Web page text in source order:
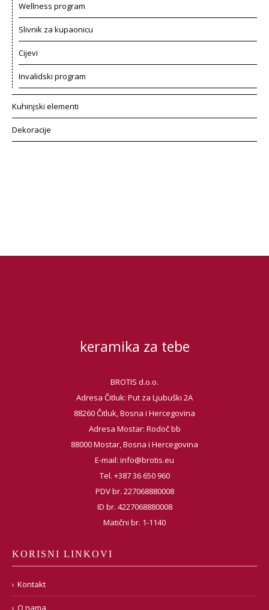
Wellness program
Slivnik za kupaonicu
Cijevi
Invalidski program
Kuhinjski elementi
Dekoracije
keramika za tebe
BROTIS d.o.o.
Adresa Čitluk: Put za Ljubuški 2A
88260 Čitluk, Bosna i Hercegovina
Adresa Mostar: Rodoč bb
88000 Mostar, Bosna i Hercegovina
E-mail: info@brotis.eu
Tel. +387 36 650 960
PDV br. 227068880008
ID br. 4227068880008
Matični br. 1-1140
KORISNI LINKOVI
Kontakt
O nama